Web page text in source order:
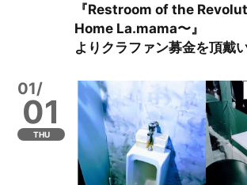
『Restroom of the
Home La.mama〜』
よりクラファン募金を頂戴
01/
01
THU